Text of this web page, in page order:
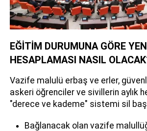
EĞİTİM DURUMUNA GÖRE
HESAPLAMASI NASIL
Vazife malulü erbaş ve erler,
askeri öğrenciler ve sivillerin aylık
"derece ve kademe" sistemi sil
Bağlanacak olan vazife